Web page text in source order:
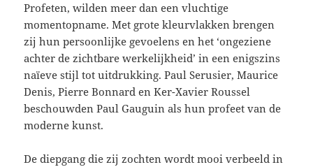
Profeten, wilden meer dan een vluchtige
momentopname. Met grote kleurvlakken brengen
zij hun persoonlijke gevoelens en het ‘ongeziene
achter de zichtbare werkelijkheid’ in een enigszins
naïeve stijl tot uitdrukking. Paul Serusier, Maurice
Denis, Pierre Bonnard en Ker-Xavier Roussel
beschouwden Paul Gauguin als hun profeet van de
moderne kunst.
De diepgang die zij zochten wordt mooi verbeeld in